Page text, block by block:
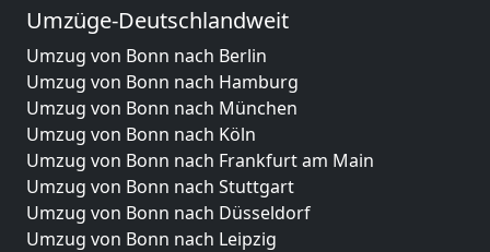
Umzüge-Deutschlandweit
Umzug von Bonn nach Berlin
Umzug von Bonn nach Hamburg
Umzug von Bonn nach München
Umzug von Bonn nach Köln
Umzug von Bonn nach Frankfurt am Main
Umzug von Bonn nach Stuttgart
Umzug von Bonn nach Düsseldorf
Umzug von Bonn nach Leipzig